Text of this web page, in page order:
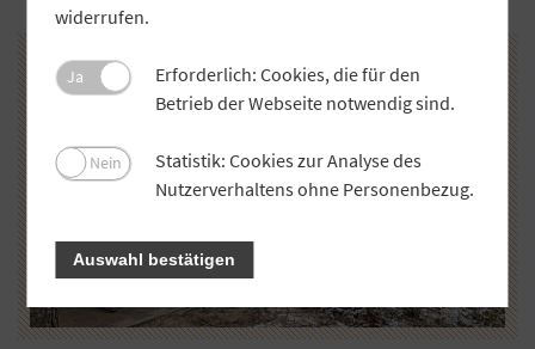
widerrufen.
Ja
Erforderlich: Cookies, die für den
Betrieb der Webseite notwendig sind.
Nein
Statistik: Cookies zur Analyse des
Nutzerverhaltens ohne Personenbezug.
Auswahl bestätigen